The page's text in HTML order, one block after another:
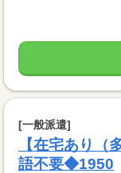
[一般派遣]
【在宅あり（
語不要◆1950